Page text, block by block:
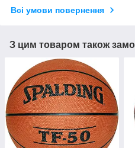
Всі умови повернення
З цим товаром також